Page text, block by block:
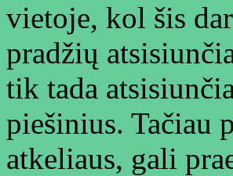
vietoje, kol šis
pradžių
tik tada
piešinius. Tačiau
atkeliaus, gali